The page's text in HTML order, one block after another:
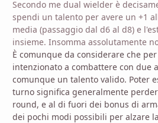
Secondo me dual wielder è
spendi un talento per avere un +1
media (passaggio dal d6 al d8) e
insieme. Insomma assolutamente
È comunque da considerare che
intenzionato a combattere con due
comunque un talento valido. Poter
turno significa generalmente
round, e al di fuori dei bonus di
dei pochi modi possibili per alzare